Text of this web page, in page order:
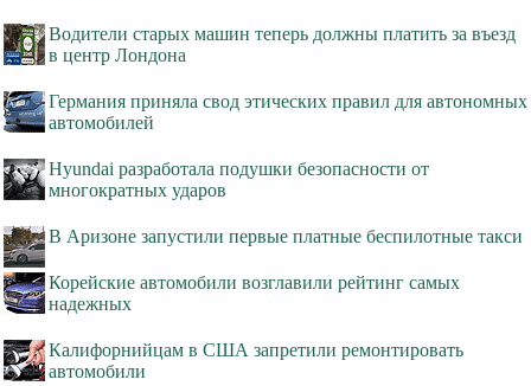
Водители старых машин теперь должны платить за въезд
в центр Лондона
Германия приняла свод этических правил для автономных
автомобилей
Hyundai разработала подушки безопасности от
многократных ударов
В Аризоне запустили первые платные беспилотные такси
Корейские автомобили возглавили рейтинг самых
надежных
Калифорнийцам в США запретили ремонтировать
автомобили